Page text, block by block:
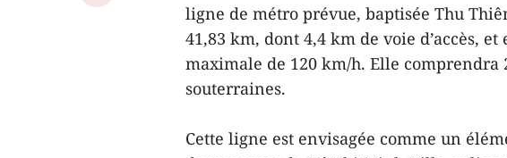
ligne de métro prévue, baptisée Thu
41,83 km, dont 4,4 km de voie d’accès,
maximale de 120 km/h. Elle comprendra
souterraines.
Cette ligne est envisagée comme un